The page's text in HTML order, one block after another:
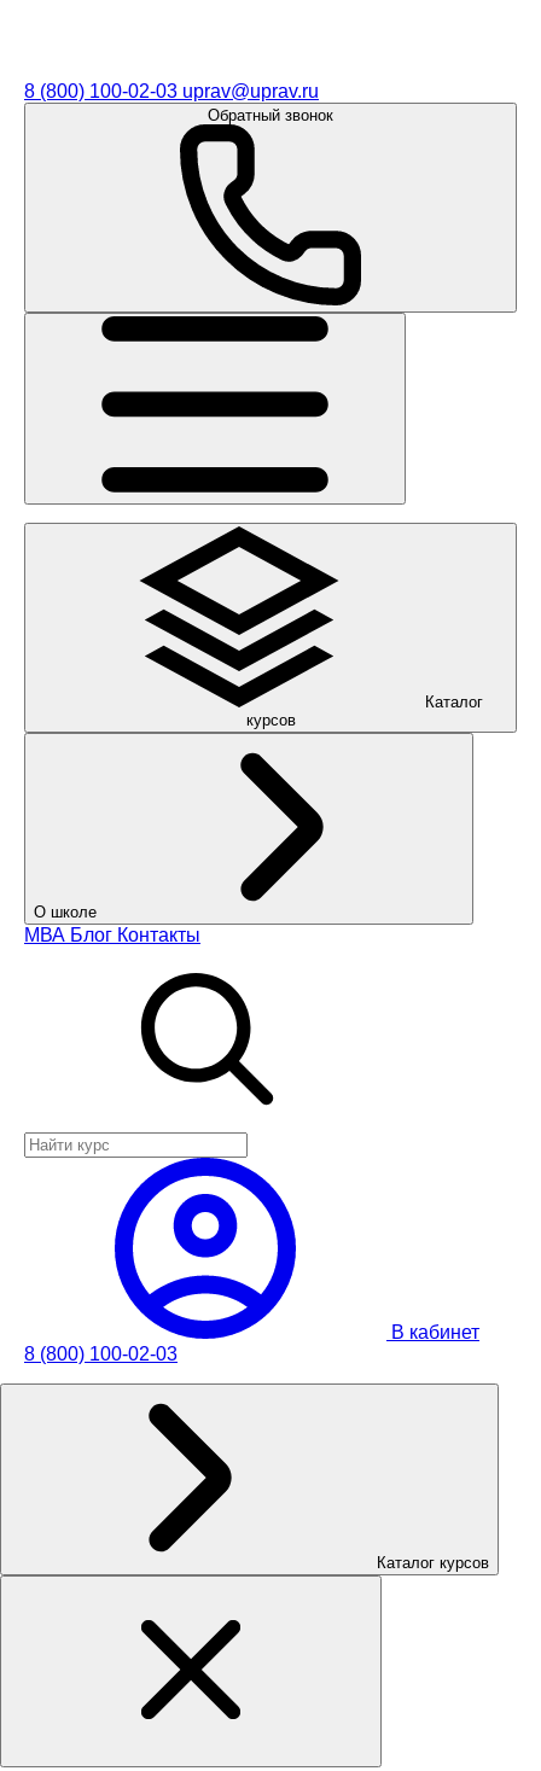
8 (800) 100-02-03 uprav@uprav.ru
Обратный звонок
Каталог
курсов
О школе
МВА Блог Контакты
В кабинет
8 (800) 100-02-03
Каталог курсов